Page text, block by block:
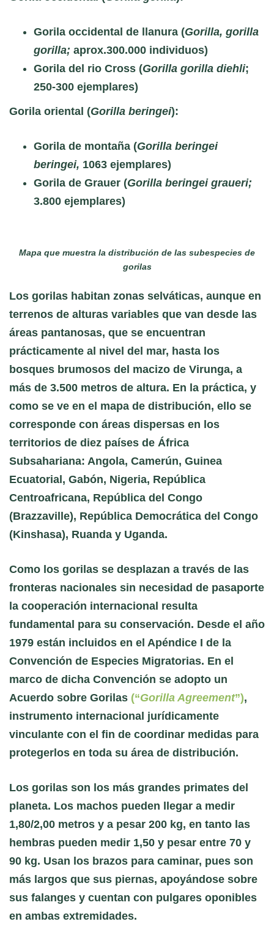
Gorila occidental de llanura (Gorilla, gorilla
gorilla; aprox.300.000 individuos)
Gorila del rio Cross (Gorilla gorilla diehli;
250-300 ejemplares)
Gorila oriental (Gorilla beringei):
Gorila de montaña (Gorilla beringei
beringei, 1063 ejemplares)
Gorila de Grauer (Gorilla beringei graueri;
3.800 ejemplares)
Mapa que muestra la distribución de las subespecies de
gorilas
Los gorilas habitan zonas selváticas, aunque en
terrenos de alturas variables que van desde las
áreas pantanosas, que se encuentran
prácticamente al nivel del mar, hasta los
bosques brumosos del macizo de Virunga, a
más de 3.500 metros de altura. En la práctica, y
como se ve en el mapa de distribución, ello se
corresponde con áreas dispersas en los
territorios de diez países de África
Subsahariana: Angola, Camerún, Guinea
Ecuatorial, Gabón, Nigeria, República
Centroafricana, República del Congo
(Brazzaville), República Democrática del Congo
(Kinshasa), Ruanda y Uganda.
Como los gorilas se desplazan a través de las
fronteras nacionales sin necesidad de pasaporte
la cooperación internacional resulta
fundamental para su conservación. Desde el año
1979 están incluidos en el Apéndice I de la
Convención de Especies Migratorias. En el
marco de dicha Convención se adopto un
Acuerdo sobre Gorilas (“Gorilla Agreement”),
instrumento internacional jurídicamente
vinculante con el fin de coordinar medidas para
protegerlos en toda su área de distribución.
Los gorilas son los más grandes primates del
planeta. Los machos pueden llegar a medir
1,80/2,00 metros y a pesar 200 kg, en tanto las
hembras pueden medir 1,50 y pesar entre 70 y
90 kg. Usan los brazos para caminar, pues son
más largos que sus piernas, apoyándose sobre
sus falanges y cuentan con pulgares oponibles
en ambas extremidades.